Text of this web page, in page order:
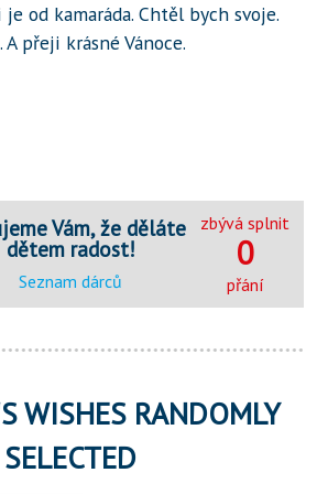
od kamaráda. Chtěl bych svoje.
přeji krásné Vánoce.
Vám, že děláte
dětem radost!
Seznam dárců
zbývá splnit
0
přání
WISHES RANDOMLY
SELECTED